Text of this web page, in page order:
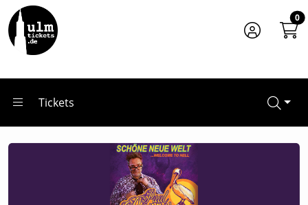
Zum Hauptinhalt springen 0
Tickets
Startseite
Tickets
PAUL PANZER - Schöne neue Welt - welcome to hell